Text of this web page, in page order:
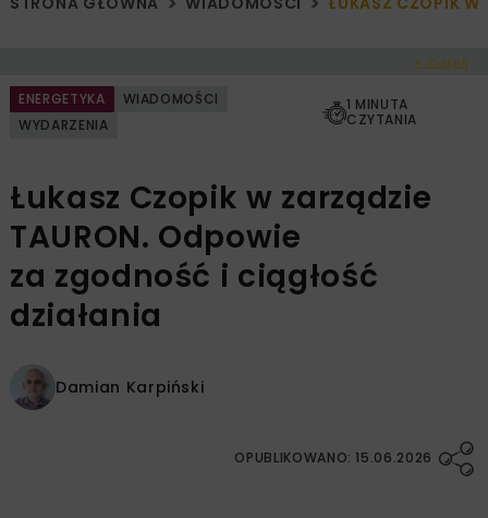
< Cofnij
ENERGETYKA
WIADOMOŚCI
WYDARZENIA
1 MINUTA
CZYTANIA
Łukasz Czopik w zarządzie
TAURON. Odpowie
za zgodność i ciągłość
działania
Damian Karpiński
OPUBLIKOWANO: 15.06.2026